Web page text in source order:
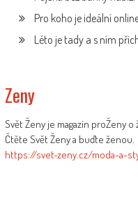
Pro koho je ideální
Léto je tady a s ním
Zeny
Svět Ženy je magazín proŽeny o
Čtěte Svět Ženy a buďte ženou.
https://svet-zeny.cz/moda-a-